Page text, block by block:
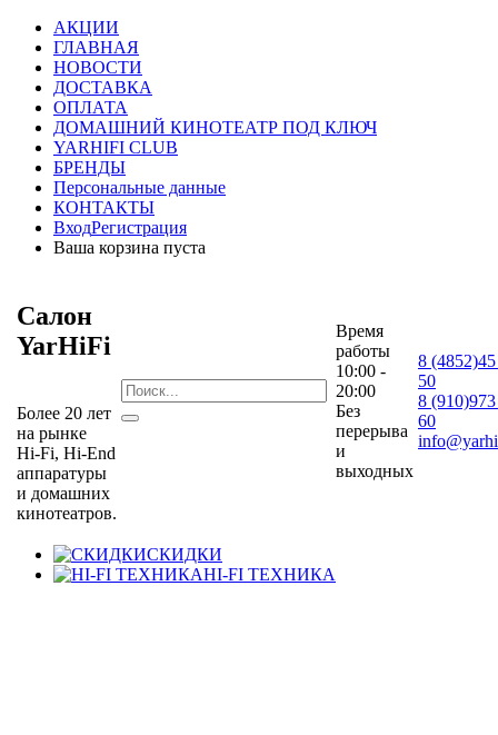
АКЦИИ
ГЛАВНАЯ
НОВОСТИ
ДОСТАВКА
ОПЛАТА
ДОМАШНИЙ КИНОТЕАТР ПОД КЛЮЧ
YARHIFI CLUB
БРЕНДЫ
Персональные данные
КОНТАКТЫ
ВходРегистрация
Ваша корзина пуста
Салон
YarHiFi
Более 20 лет
на рынке
Hi-Fi, Hi-End
аппаратуры
и домашних
кинотеатров.
Время
работы
10:00 -
20:00
Без
перерыва
и
выходных
8
50
8
60
СКИДКИ
HI-FI ТЕХНИКА